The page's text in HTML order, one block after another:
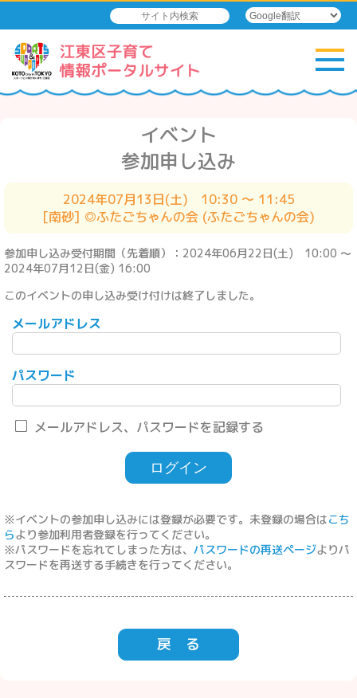
イベント
参加申し込み
2024年07月13日(土) 10:30 ～ 11:45
[南砂] ◎ふたごちゃんの会 (ふたごちゃんの会)
参加申し込み受付期間（先着順）：2024年06月22日(土) 10:00 ～
2024年07月12日(金) 16:00
このイベントの申し込み受け付けは終了しました。
メールアドレス
パスワード
メールアドレス、パスワードを記録する
※イベントの参加申し込みには登録が必要です。未登録の場合はこち
らより参加利用者登録を行ってください。
※パスワードを忘れてしまった方は、 パスワードの再送ページよりパ
スワードを再送する手続きを行ってください。
戻 る